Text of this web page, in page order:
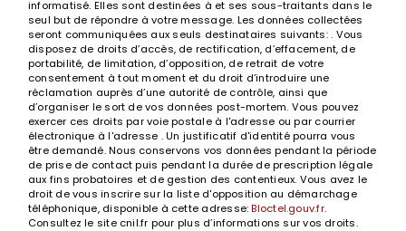
informatisé. Elles sont destinées à et ses sous-traitants dans le
seul but de répondre à votre message. Les données collectées
seront communiquées aux seuls destinataires suivants: . Vous
disposez de droits d’accès, de rectification, d’effacement, de
portabilité, de limitation, d’opposition, de retrait de votre
consentement à tout moment et du droit d’introduire une
réclamation auprès d’une autorité de contrôle, ainsi que
d’organiser le sort de vos données post-mortem. Vous pouvez
exercer ces droits par voie postale à l'adresse ou par courrier
électronique à l'adresse . Un justificatif d'identité pourra vous
être demandé. Nous conservons vos données pendant la période
de prise de contact puis pendant la durée de prescription légale
aux fins probatoires et de gestion des contentieux. Vous avez le
droit de vous inscrire sur la liste d'opposition au démarchage
téléphonique, disponible à cette adresse:Bloctel.gouv.fr.
Consultez le site cnil.fr pour plus d’informations sur vos droits.